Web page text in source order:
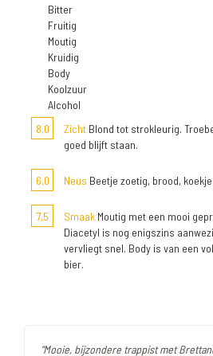
Bitter
Fruitig
Moutig
Kruidig
Body
Koolzuur
Alcohol
8,0
Zicht Blond tot strokleurig.
goed blijft staan.
6,0 Neus Beetje zoetig, brood,
7,5 Smaak Moutig met een mooi
Diacetyl is nog enigszins
vervliegt snel. Body is van een
bier.
"Mooie, bijzondere trappist met